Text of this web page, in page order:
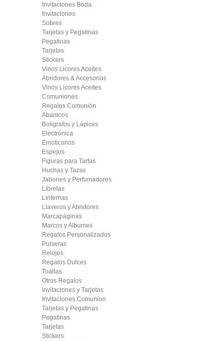
Invitaciones Boda
Invitaciones
Sobres
Tarjetas y Pegatinas
Pegatinas
Tarjetas
Stickers
Vinos Licores Aceites
Abridores & Accesorios
Vinos Licores Aceites
Comuniones
Regalos Comunión
Abanicos
Boligrafos y Lápices
Electrónica
Emoticonos
Espejos
Figuras para Tartas
Huchas y Tazas
Jabones y Perfumadores
Libretas
Linternas
Llaveros y Abridores
Marcapáginas
Marcos y Albumes
Regalos Personalizados
Pulseras
Relojes
Regalos Dulces
Toallas
Otros Regalos
Invitaciones y Tarjetas
Invitaciones Comunion
Tarjetas y Pegatinas
Pegatinas
Tarjetas
Stickers